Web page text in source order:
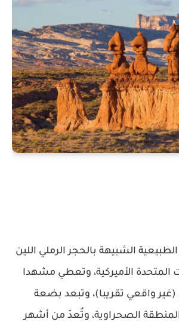
الشبيهة بالحجر الرملي اللين
المتحدة الأميركية، وتعطي مشهدا
واقعي تقريبا)، وتبعد بضعة
الصحراوية، وتُعدّ من أشهر